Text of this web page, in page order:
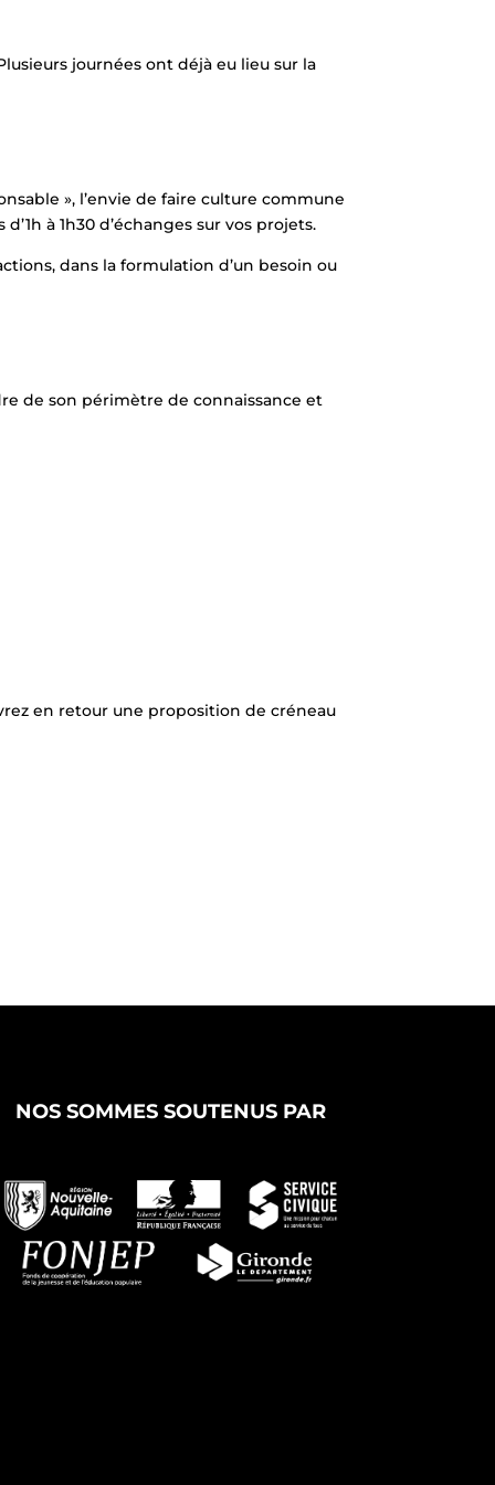
journées ont déjà eu lieu sur la
», l’envie de faire culture commune
à 1h30 d’échanges sur vos projets.
dans la formulation d’un besoin ou
de son périmètre de connaissance et
en retour une proposition de créneau
NOS SOMMES SOUTENUS PAR